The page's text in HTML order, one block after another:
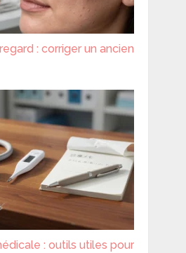
: corriger un ancien
: outils utiles pour